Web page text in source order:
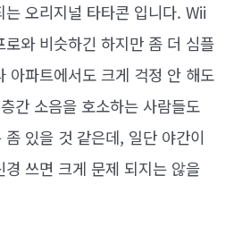
오리지널 타타콘 입니다. Wii
와 비슷하긴 하지만 좀 더 심플
아파트에서도 크게 걱정 안 해도
간 소음을 호소하는 사람들도
있을 것 같은데, 일단 야간이
쓰면 크게 문제 되지는 않을